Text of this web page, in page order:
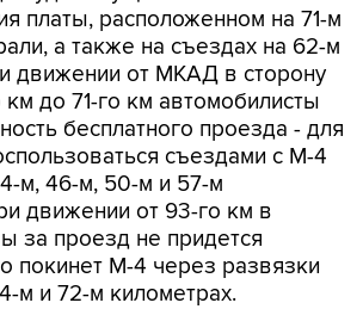
платы, расположенном на 71-м
а также на съездах на 62-м
движении от МКАД в сторону
км до 71-го км автомобилисты
бесплатного проезда - для
съездами с М-4
м, 46-м, 50-м и 57-м
движении от 93-го км в
за проезд не придется
покинет М-4 через развязки
м и 72-м километрах.